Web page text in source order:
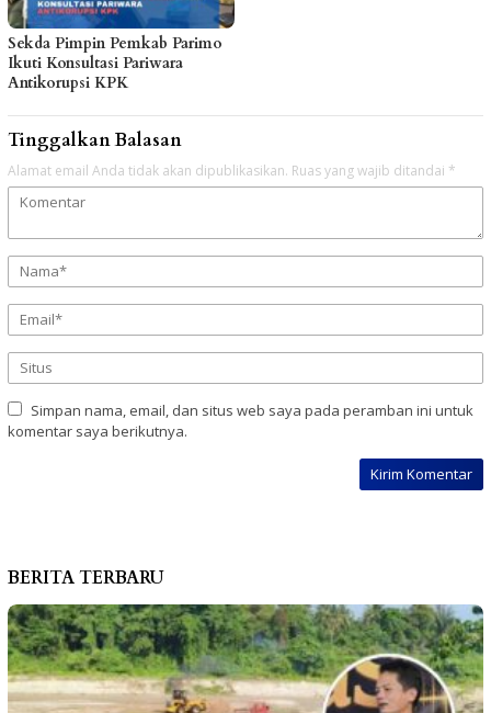
Sekda Pimpin Pemkab Parimo
Ikuti Konsultasi Pariwara
Antikorupsi KPK
Tinggalkan Balasan
Alamat email Anda tidak akan dipublikasikan. Ruas yang wajib ditandai *
Simpan nama, email, dan situs web saya pada peramban ini untuk
komentar saya berikutnya.
BERITA TERBARU